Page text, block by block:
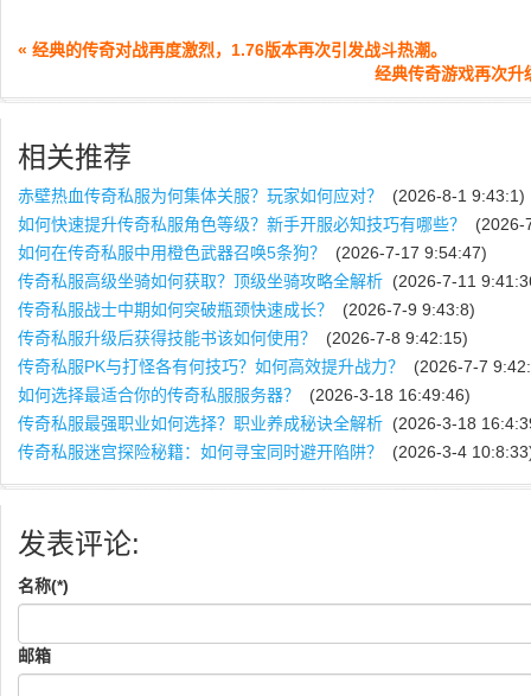
« 经典的传奇对战再度激烈，1.76版本再次引发战斗热潮。
经典传奇游戏再次升
相关推荐
赤壁热血传奇私服为何集体关服？玩家如何应对？
(2026-8-1 9:43:1)
如何快速提升传奇私服角色等级？新手开服必知技巧有哪些？
(2026-
如何在传奇私服中用橙色武器召唤5条狗？
(2026-7-17 9:54:47)
传奇私服高级坐骑如何获取？顶级坐骑攻略全解析 (2026-7-11
传奇私服战士中期如何突破瓶颈快速成长？
(2026-7-9 9:43:8)
传奇私服升级后获得技能书该如何使用？
(2026-7-8 9:42:15)
传奇私服PK与打怪各有何技巧？如何高效提升战力？
(2026-7-7
如何选择最适合你的传奇私服服务器？
(2026-3-18 16:49:46)
传奇私服最强职业如何选择？职业养成秘诀全解析 (2026-3-18
传奇私服迷宫探险秘籍：如何寻宝同时避开陷阱？
(2026-3-4
发表评论:
名称(*)
邮箱